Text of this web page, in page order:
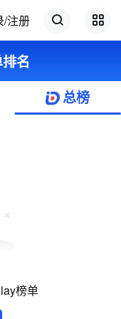
/注册
名
总榜
榜单